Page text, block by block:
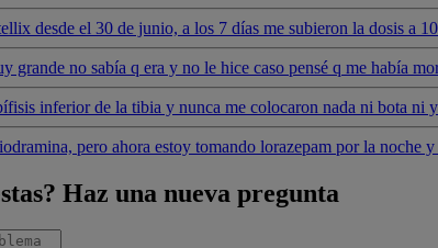
desde el 30 de junio, a los 7 días me subieron la dosis a
grande no sabía q era y no le hice caso pensé q me había
inferior de la tibia y nunca me colocaron nada ni bota ni
pero ahora estoy tomando lorazepam por la noche
Haz una nueva pregunta